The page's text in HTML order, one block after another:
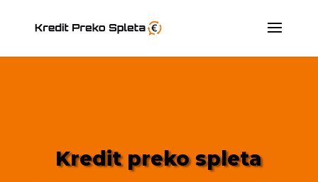
Kredit preko spleta